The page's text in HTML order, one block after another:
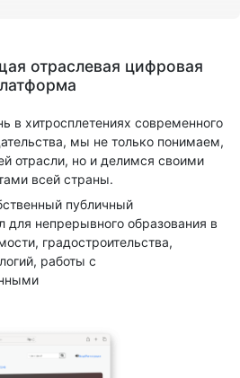
отраслевая цифровая
в хитросплетениях современного
мы не только понимаем,
отрасли, но и делимся своими
всей страны.
публичный
для непрерывного образования в
градостроительства,
работы с